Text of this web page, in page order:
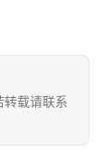
转载请联系